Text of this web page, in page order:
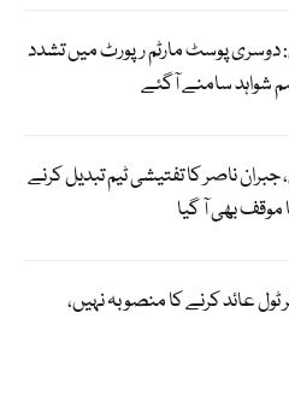
پوسٹ مارٹم رپورٹ میں تشدد
شواہد سامنے آگئے
ناصر کا تفتیشی ٹیم تبدیل کرنے
موقف بھی آ گیا
پر ٹول عائد کرنے کا منصوبہ نہیں،